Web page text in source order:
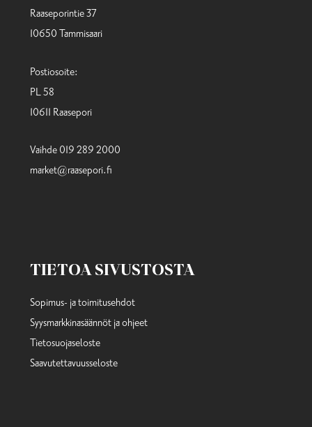
Raaseporintie 37
10650 Tammisaari
Postiosoite:
PL 58
10611 Raasepori
Vaihde 019 289 2000
market@raasepori.fi
TIETOA SIVUSTOSTA
Sopimus- ja toimitusehdot
Syysmarkkinasäännöt ja ohjeet
Tietosuojaseloste
Saavutettavuusseloste